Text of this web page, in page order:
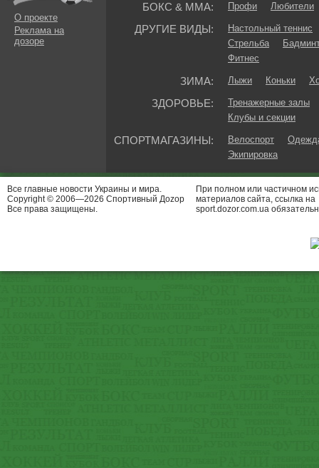
О проекте
Реклама на
дозоре
БОКС & ММА: Профи Любители
ДРУГИЕ ВИДЫ:
Настольный теннис
Стрельба
Фитнес
ЗИМА: Лыжи Коньки
ЗДОРОВЬЕ:
Тренажерные залы
Клубы и секции
СПОРТМАГАЗИНЫ: Велоспорт
Экипировка
Все главные новости Украины и мира.
Copyright © 2006—2026 Спортивный Доzор
Все права защищены.
При полном или частичном
материалов сайта, ссылка на
sport.dozor.com.ua